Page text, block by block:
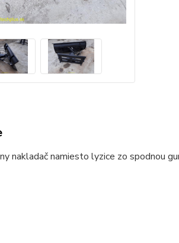
nakladač namiesto lyzice zo spodnou